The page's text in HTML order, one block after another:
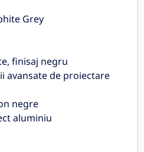
Grey
finisaj negru
avansate de proiectare
negre
aluminiu